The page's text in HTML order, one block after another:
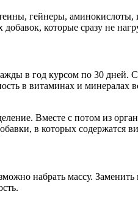
гейнеры, аминокислоты,
которые сразу не
в год курсом по 30
в витаминах и
Вместе с потом из
в которых
набрать массу.